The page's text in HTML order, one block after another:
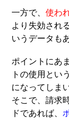
一方で、 使わ
より失効され
いうデータも
ポイントにあ
トの使用とい
になってしま
そこで、請求
ドであれば、